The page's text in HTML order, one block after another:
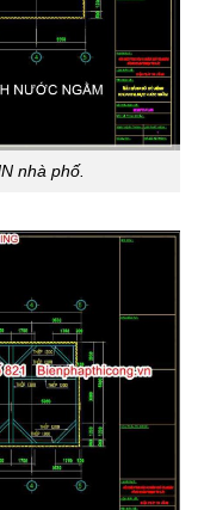
nhà phố.